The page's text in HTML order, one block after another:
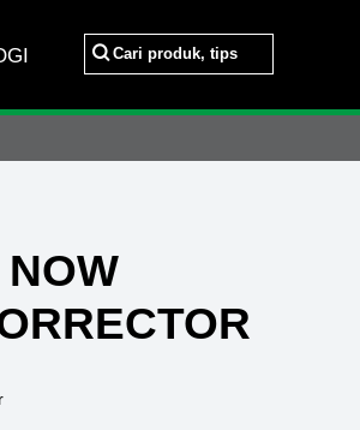
Cari produk, tips
Cari produk, tips
Mulut